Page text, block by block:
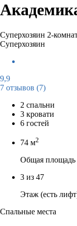
Суперхозяин 2-
Суперхозяин
9,9
7 отзывов (7)
2 спальни
3 кровати
6 гостей
74 м2
Общая площадь
3 из 47
Этаж (есть
Спальные места